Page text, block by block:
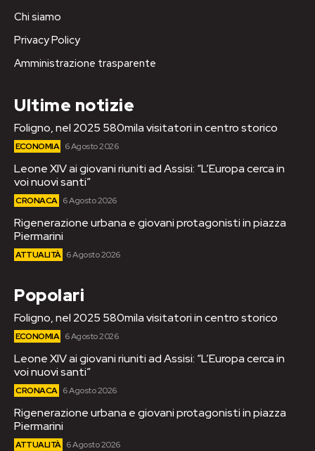
Chi siamo
Privacy Policy
Amministrazione trasparente
Ultime notizie
Foligno, nel 2025 580mila visitatori in centro storico
ECONOMIA 6 Agosto 2026
Leone XIV ai giovani riuniti ad Assisi: “L’Europa cerca in
voi nuovi santi”
CRONACA 6 Agosto 2026
Rigenerazione urbana e giovani protagonisti in piazza
Piermarini
ATTUALITÀ 6 Agosto 2026
Popolari
Foligno, nel 2025 580mila visitatori in centro storico
ECONOMIA 6 Agosto 2026
Leone XIV ai giovani riuniti ad Assisi: “L’Europa cerca in
voi nuovi santi”
CRONACA 6 Agosto 2026
Rigenerazione urbana e giovani protagonisti in piazza
Piermarini
ATTUALITÀ 6 Agosto 2026